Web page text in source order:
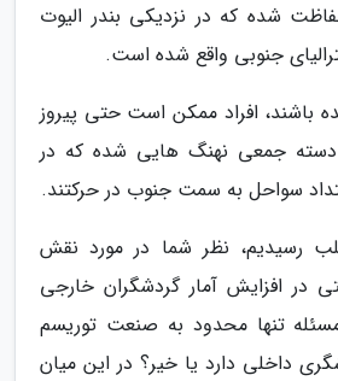
شده که در نزدیکی بندر الیوت
باشند، افراد ممکن است حتی پیروز
دسته جمعی نهنگ هایی شده که در
سواحل به سمت جنوب در حرکتند.
رسیدیم، نظر شما در مورد نقش
در افزایش آمار گردشگران خارجی
تنها محدود به صنعت توریسم
داخلی دارد یا خیر؟ در این میان